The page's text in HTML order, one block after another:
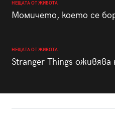
НЕЩАТА ОТ ЖИВОТА
Момичето, което се
НЕЩАТА ОТ ЖИВОТА
Stranger Things